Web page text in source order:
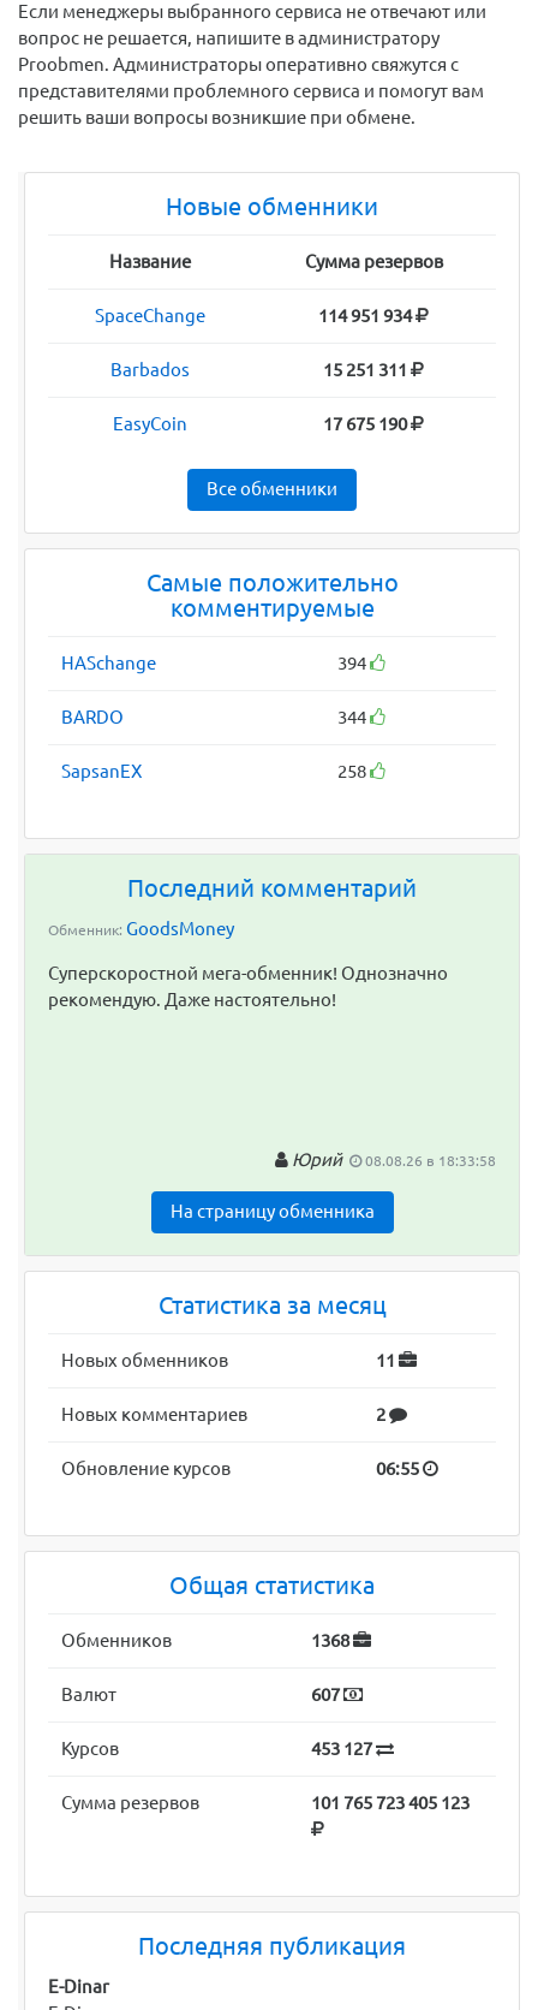
Если менеджеры выбранного сервиса не отвечают или
вопрос не решается, напишите в администратору
Proobmen. Администраторы оперативно свяжутся с
представителями проблемного сервиса и помогут вам
решить ваши вопросы возникшие при обмене.
Новые обменники
Название Сумма резервов
SpaceChange 114 951 934
Barbados 15 251 311
EasyCoin 17 675 190
Все обменники
Самые положительно
комментируемые
HASchange 394
BARDO 344
SapsanEX 258
Последний комментарий
Обменник: GoodsMoney
Суперскоростной мега-обменник! Однозначно
рекомендую. Даже настоятельно!
Юрий 08.08.26 в 18:33:58
На страницу обменника
Статистика за месяц
Новых обменников 11
Новых комментариев 2
Обновление курсов 06:55
Общая статистика
Обменников 1368
Валют 607
Курсов 453 127
Сумма резервов 101 765 723 405 123
Последняя публикация
E-Dinar